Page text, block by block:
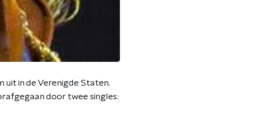
in de Verenigde Staten.
door twee singles: